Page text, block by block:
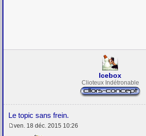
Icebox
Clioteux Indétronable
Le topic sans frein.
ven. 18 déc. 2015 10:26